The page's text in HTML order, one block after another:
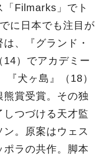
Filmarks」でト
に日本でも注目が
、『グランド・
14）でアカデミー
『犬ヶ島』（18）
賞受賞。その独
つづける天才監
。原案はウェス
ラの共作。脚本